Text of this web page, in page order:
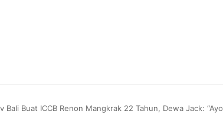
Bali Buat ICCB Renon Mangkrak 22 Tahun, Dewa Jack: “Ayo